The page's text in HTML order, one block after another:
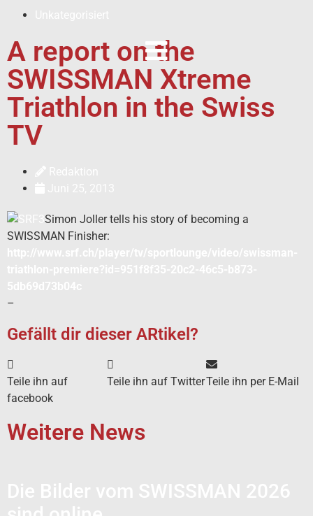
A report on the
SWISSMAN Xtreme
Triathlon in the Swiss
TV
Simon Joller tells his story of becoming a
SWISSMAN Finisher:
–
Gefällt dir dieser ARtikel?
Teile ihn auf
facebook
Teile ihn auf TwitterTeile ihn per E-Mail
Weitere News